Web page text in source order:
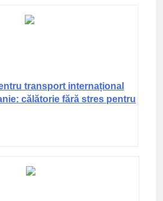
transport internațional
călătorie fără stres pentru